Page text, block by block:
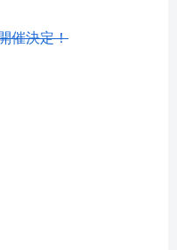
催決定！